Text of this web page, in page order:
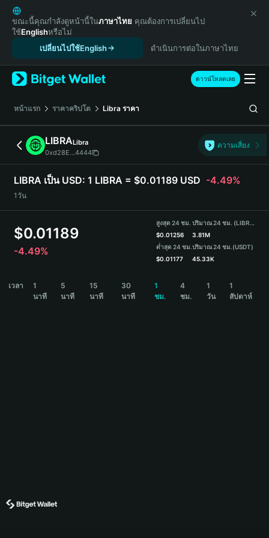
English
日本語
Tiếng Việt
Español (Latinoamérica)
Türkçe
Français
Deutsch
简体中文
繁體中文
Português (Portugal)
Bahasa Indonesia
ภาษาไทย
हिन्दी
Español
Português (Brasil)
ขณะนี้คุณกำลังดูหน้านี้ในภาษาไทย คุณต้องการเปลี่ยนไป
ใช้Englishหรือไม่
เปลี่ยนไปใช้English
ดำเนินการต่อในภาษาไทย
ดาวน์โหลดเลย
หน้าแรก ราคาคริปโต Libra ราคา
LIBRALibra
0xd28E...4444
ความเสี่ยง
LIBRA เป็น USD: 1 LIBRA = $0.01189 USD -4.49%
1วัน
$0.01189
-4.49%
สูงสุด 24 ชม.
$0.01256
ต่ำสุด 24 ชม.
$0.01177
ปริมาณ 24 ชม. (LIBRA)
3.81M
ปริมาณ 24 ชม.(USDT)
45.33K
เวลา
1
นาที
5
นาที
15
นาที
30
นาที
1
ชม.
4
ชม.
1
วัน
1
สัปดาห์